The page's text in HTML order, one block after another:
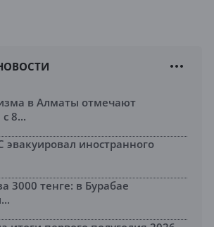
в Алматы отмечают
8...
эвакуировал иностранного
3000 тенге: в Бурабае